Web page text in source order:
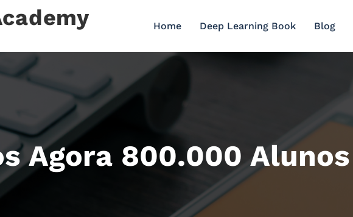
Home Deep Learning Book Blog
Agora 800.000 Alunos